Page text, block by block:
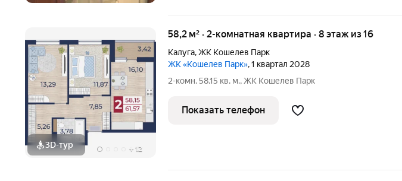
3D-тур + 12
58,2 м² · 2-комнатная квартира · 8 этаж из 16
Калуга,ЖК Кошелев Парк
ЖК «Кошелев Парк», 1 квартал 2028
2-комн. 58.15 кв. м., ЖК Кошелев Парк
Показать телефон